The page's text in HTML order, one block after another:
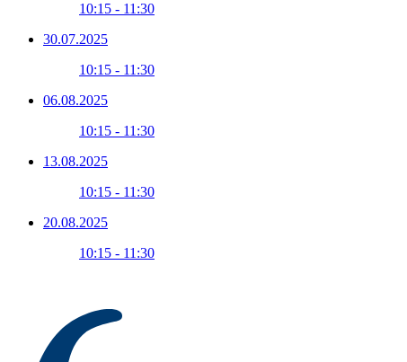
10:15 - 11:30
30.07.2025
10:15 - 11:30
06.08.2025
10:15 - 11:30
13.08.2025
10:15 - 11:30
20.08.2025
10:15 - 11:30